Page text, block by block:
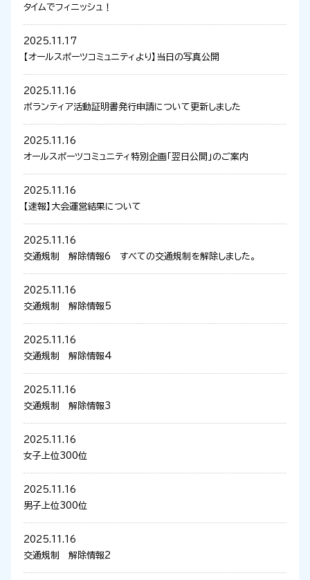
タイムでフィニッシュ！
2025.11.17
【オールスポーツコミュニティより】当日の写真公開
2025.11.16
ボランティア活動証明書発行申請について更新しました
2025.11.16
オールスポーツコミュニティ特別企画「翌日公開」のご案内
2025.11.16
【速報】大会運営結果について
2025.11.16
交通規制 解除情報6 すべての交通規制を解除しました。
2025.11.16
交通規制 解除情報5
2025.11.16
交通規制 解除情報4
2025.11.16
交通規制 解除情報3
2025.11.16
女子上位300位
2025.11.16
男子上位300位
2025.11.16
交通規制 解除情報2